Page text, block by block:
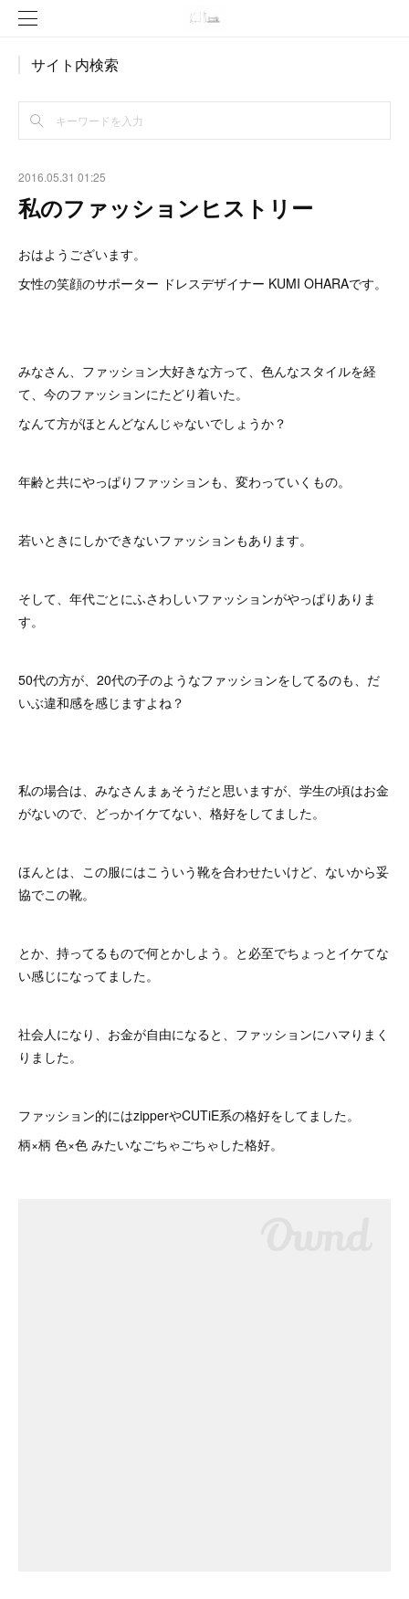
サイト内検索
2016.05.31 01:25
私のファッションヒストリー
おはようございます。
女性の笑顔のサポーター ドレスデザイナー KUMI OHARAです。
みなさん、ファッション大好きな方って、色んなスタイルを経
て、今のファッションにたどり着いた。
なんて方がほとんどなんじゃないでしょうか？
年齢と共にやっぱりファッションも、変わっていくもの。
若いときにしかできないファッションもあります。
そして、年代ごとにふさわしいファッションがやっぱりありま
す。
50代の方が、20代の子のようなファッションをしてるのも、だ
いぶ違和感を感じますよね？
私の場合は、みなさんまぁそうだと思いますが、学生の頃はお金
がないので、どっかイケてない、格好をしてました。
ほんとは、この服にはこういう靴を合わせたいけど、ないから妥
協でこの靴。
とか、持ってるもので何とかしよう。と必至でちょっとイケてな
い感じになってました。
社会人になり、お金が自由になると、ファッションにハマりまく
りました。
ファッション的にはzipperやCUTiE系の格好をしてました。
柄×柄 色×色 みたいなごちゃごちゃした格好。